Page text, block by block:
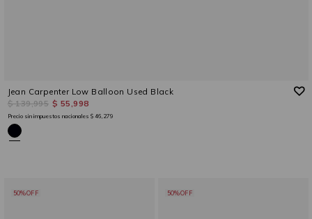
Jean Carpenter Low Balloon Used Black
$ 139,995 $ 55,998
Precio sin impuestos nacionales $ 46,279
50%OFF 50%OFF